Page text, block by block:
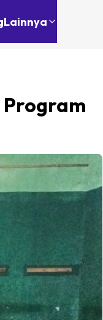
Lainnya
Program